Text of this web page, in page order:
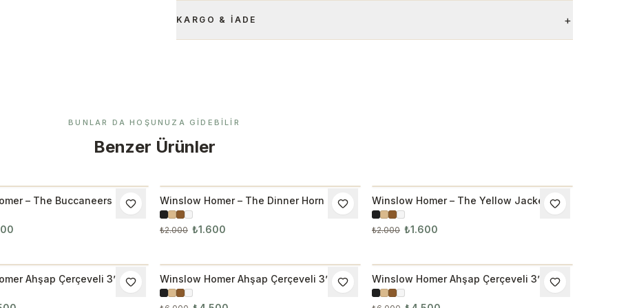
KARGO & İADE +
BUNLAR DA HOŞUNUZA GIDEBILIR
Benzer Ürünler
– The Buccaneers Tablo İNDIRIM
Winslow Homer – The Dinner Horn Tablo
₺2.000 ₺1.600
İNDIRIM
Winslow Homer – The Yellow Jacket
Tablo
₺2.000 ₺1.600
Ahşap Çerçeveli 3’lü
İNDIRIM
Winslow Homer Ahşap Çerçeveli 3’lü
Tablo Seti 3030
İNDIRIM
Winslow Homer Ahşap Çerçeveli 3’lü
Tablo Seti 3031